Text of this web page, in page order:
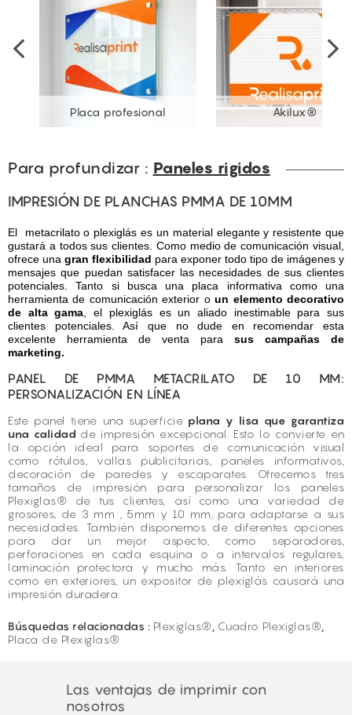
Placa profesional Akilux®
Para profundizar : Paneles rigidos
IMPRESIÓN DE PLANCHAS PMMA DE 10MM
El metacrilato o plexiglás es un material elegante y resistente que
gustará a todos sus clientes. Como medio de comunicación visual,
ofrece una gran flexibilidad para exponer todo tipo de imágenes y
mensajes que puedan satisfacer las necesidades de sus clientes
potenciales. Tanto si busca una placa informativa como una
herramienta de comunicación exterior oun elemento decorativo
de alta gama , el plexiglás es un aliado inestimable para sus
clientes potenciales. Así que no dude en recomendar esta
excelente herramienta de venta para sus campañas de
marketing.
PANEL DE PMMA METACRILATO DE 10 MM:
PERSONALIZACIÓN EN LÍNEA
Este panel tiene una superficie plana y lisa que garantiza
una calidad de impresión excepcional. Esto lo convierte en
la opción ideal para soportes de comunicación visual
como rótulos, vallas publicitarias, paneles informativos,
decoración de paredes y escaparates. Ofrecemos tres
tamaños de impresión para personalizar los paneles
Plexiglas® de tus clientes, así como una variedad de
grosores, de 3 mm 5mm y 10 mm, para adaptarse a sus
necesidades. También disponemos de diferentes opciones
para dar un mejor aspecto, como separadores,
perforaciones en cada esquina o a intervalos regulares,
laminación protectora y mucho más. Tanto en interiores
como en exteriores, un expositor de plexiglás causará una
impresión duradera.
Búsquedas relacionadas : Plexiglas® Cuadro Plexiglas®
Placa de Plexiglas®
Las ventajas de imprimir con
nosotros